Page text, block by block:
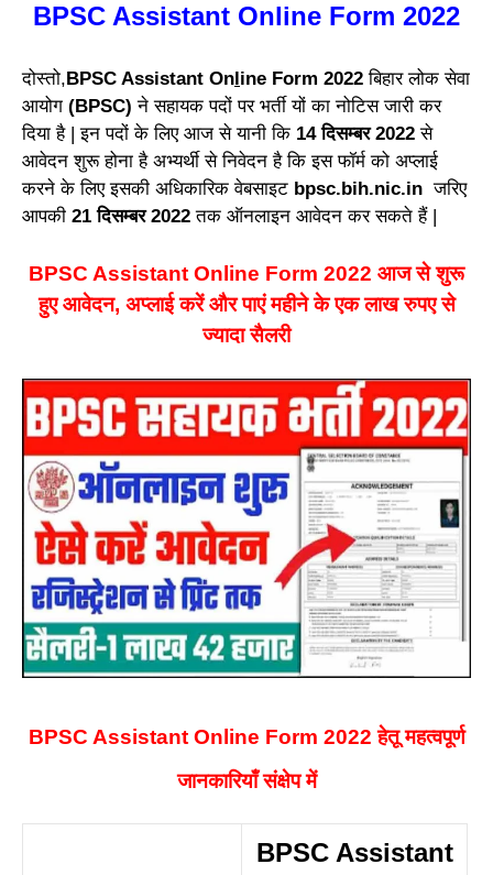
BPSC Assistant Online Form 2022
दोस्तो,BPSC Assistant Online Form 2022 बिहार लोक सेवा
आयोग (BPSC) ने सहायक पदों पर भर्ती यों का नोटिस जारी कर
दिया है | इन पदों के लिए आज से यानी कि 14 दिसम्बर 2022 से
आवेदन शुरू होना है अभ्यर्थी से निवेदन है कि इस फॉर्म को अप्लाई
करने के लिए इसकी अधिकारिक वेबसाइट bpsc.bih.nic.in जरिए
आपकी 21 दिसम्बर 2022 तक ऑनलाइन आवेदन कर सकते हैं |
BPSC Assistant Online Form 2022 आज से शुरू
हुए आवेदन, अप्लाई करें और पाएं महीने के एक लाख रुपए से
ज्यादा सैलरी
BPSC Assistant Online Form 2022 हेतू महत्वपूर्ण
जानकारियाँ संक्षेप में
BPSC Assistant